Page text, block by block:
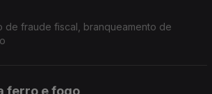
de fraude fiscal, branqueamento de
ferro e fogo